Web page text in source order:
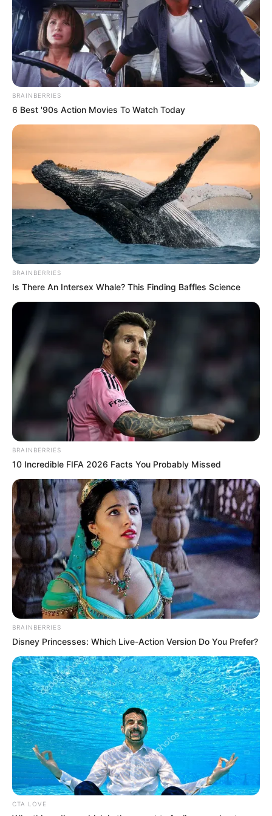
Θλίψη στην Εύβοια για γυναίκα
Ακολουθήστε το evianews.com στοGoogle
News
ΤΑ ΠΙΟ ΔΗΜΟΦΙΛΗ
BRAINBERRIES
6 Best '90s Action Movies To Watch Today
BRAINBERRIES
Is There An Intersex Whale? This Finding Baffles Science
BRAINBERRIES
10 Incredible FIFA 2026 Facts You Probably Missed
BRAINBERRIES
Disney Princesses: Which Live-Action Version Do You Prefer?
CTA LOVE